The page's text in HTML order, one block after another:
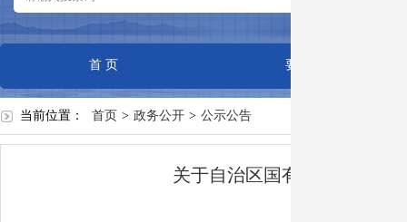
首 页 要闻动态
当前位置： 首页 > 政务公开 > 公示公告
关于自治区国有资产监督管